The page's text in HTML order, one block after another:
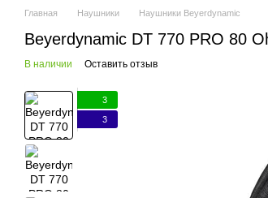
Главная Наушники Наушники Beyerdynamic
Beyerdynamic DT 770 PRO 80
В наличии Оставить отзыв
3
3